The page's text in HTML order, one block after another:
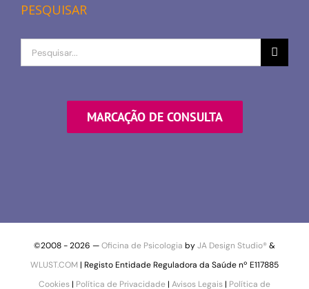
PESQUISAR
Procurar
por
MARCAÇÃO DE CONSULTA
©2008 -2026 —Oficina de Psicologia byJA Design Studio®&
WLUST.COM | Registo Entidade Reguladora da Saúde nº E117885
Cookies| Política de Privacidade| Avisos Legais| Política de